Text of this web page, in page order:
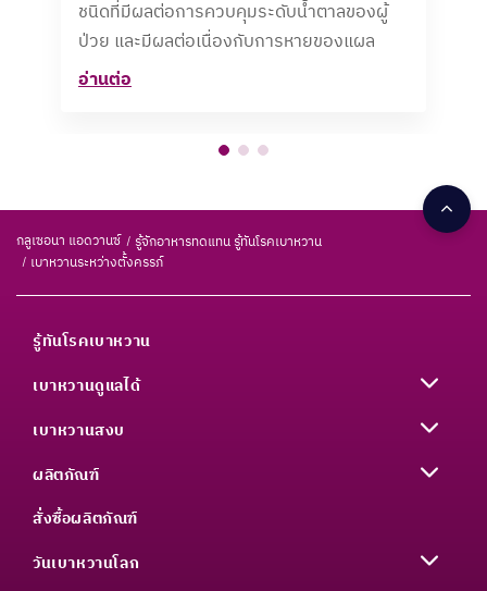
ชนิดที่มีผลต่อการควบคุมระดับน้ำตาลของผู้
ป่วย และมีผลต่อเนื่องกับการหายของแผล
อ่านต่อ
กลูเซอนา แอดวานซ์
รู้จักอาหารทดแทน รู้ทันโรคเบาหวาน
เบาหวานระหว่างตั้งครรภ์
รู้ทันโรคเบาหวาน
เบาหวานดูแลได้
เบาหวานสงบ
ผลิตภัณฑ์
สั่งซื้อผลิตภัณฑ์
วันเบาหวานโลก